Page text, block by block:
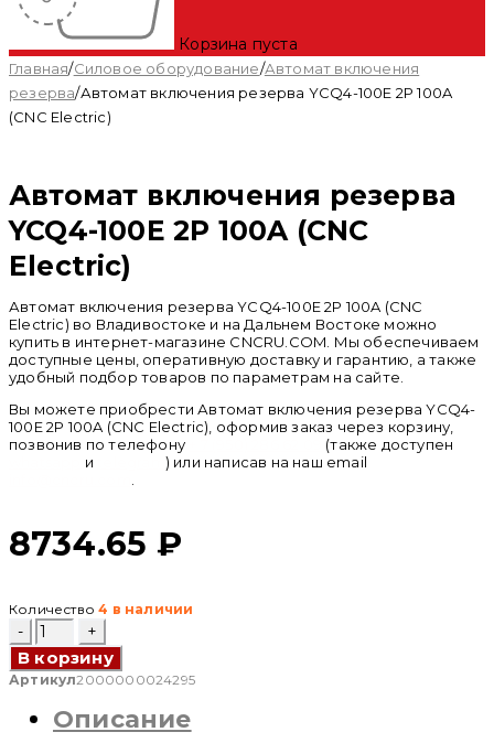
Корзина пуста
Главная/Силовое оборудование/Автомат включения
резерва/Автомат включения резерва YCQ4-100E 2P 100A
(CNC Electric)
Автомат включения резерва
YCQ4-100E 2P 100A (CNC
Electric)
Автомат включения резерва YCQ4-100E 2P 100A (CNC
Electric) во Владивостоке и на Дальнем Востоке можно
купить в интернет-магазине CNCRU.COM. Мы обеспечиваем
доступные цены, оперативную доставку и гарантию, а также
удобный подбор товаров по параметрам на сайте.
Вы можете приобрести Автомат включения резерва YCQ4-
100E 2P 100A (CNC Electric), оформив заказ через корзину,
позвонив по телефону
(также доступен
и
) или написав на наш email
8734.65 ₽
Количество 4 в наличии
Количество
товара
Автомат
включения
YCQ4-
100E
В корзину
Артикул2000000024295
Описание